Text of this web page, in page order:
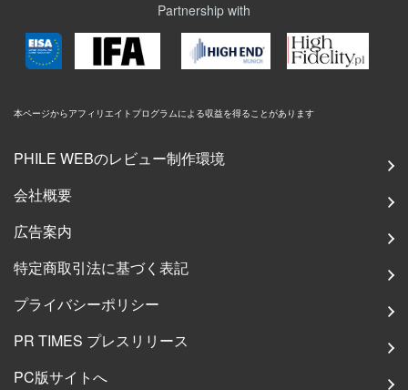
Partnership with
本ページからアフィリエイトプログラムによる収益を得ることがあります
PHILE WEBのレビュー制作環境
会社概要
広告案内
特定商取引法に基づく表記
プライバシーポリシー
PR TIMES プレスリリース
PC版サイトへ